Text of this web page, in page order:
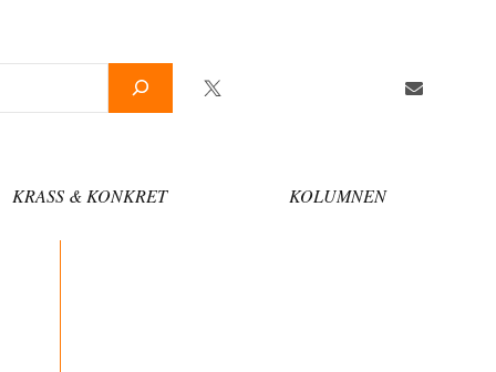
Twitter
TelegramNewsletter
KRASS & KONKRET KOLUMNEN